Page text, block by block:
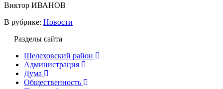
Виктор ИВАНОВ
В рубрике: Новости
Разделы сайта
Шелеховский район
Администрация
Дума
Общественность